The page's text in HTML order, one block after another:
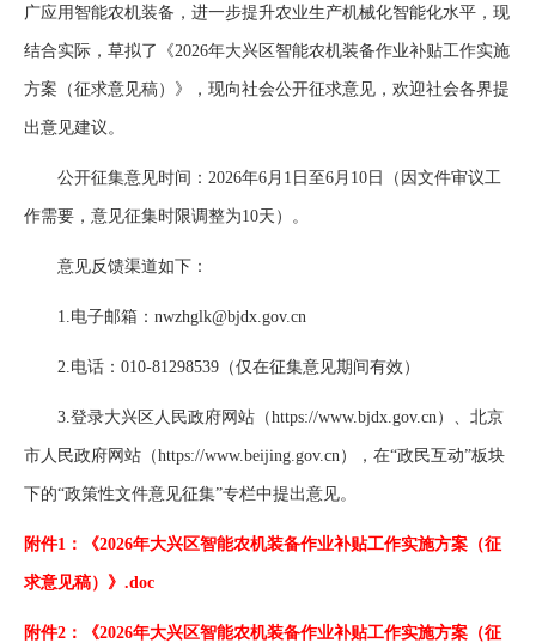
广应用智能农机装备，进一步提升农业生产机械化智能化水平，现
结合实际，草拟了《2026年大兴区智能农机装备作业补贴工作实施
方案（征求意见稿）》，现向社会公开征求意见，欢迎社会各界提
出意见建议。
公开征集意见时间：2026年6月1日至6月10日（因文件审议工
作需要，意见征集时限调整为10天）。
意见反馈渠道如下：
1.电子邮箱：nwzhglk@bjdx.gov.cn
2.电话：010-81298539（仅在征集意见期间有效）
3.登录大兴区人民政府网站（https://www.bjdx.gov.cn）、北京
市人民政府网站（https://www.beijing.gov.cn），在“政民互动”板块
下的“政策性文件意见征集”专栏中提出意见。
附件1：《2026年大兴区智能农机装备作业补贴工作实施方案（征
求意见稿）》.doc
附件2：《2026年大兴区智能农机装备作业补贴工作实施方案（征